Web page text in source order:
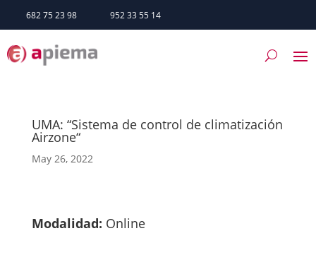
682 75 23 98 952 33 55 14
UMA: “Sistema de control de climatización
Airzone“
May 26, 2022
Modalidad: Online